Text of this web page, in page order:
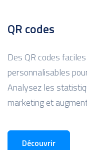
QR codes
Des QR codes
personnalisables
Analysez les
marketing et
Découvrir